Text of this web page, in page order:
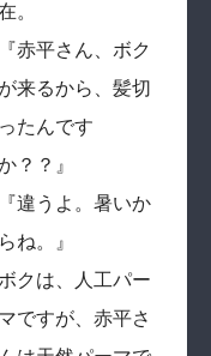
。
『赤平さん、ボク
が来るから、髪切
ったんです
？？』
『違うよ。暑いか
らね。』
ボクは、人工パー
マですが、赤平さ